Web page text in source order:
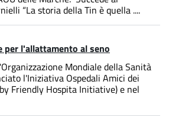
“La storia della Tin è quella ....
per l'allattamento al seno
Mondiale della Sanità
l'Iniziativa Ospedali Amici dei
Friendly Hospita Initiative) e nel